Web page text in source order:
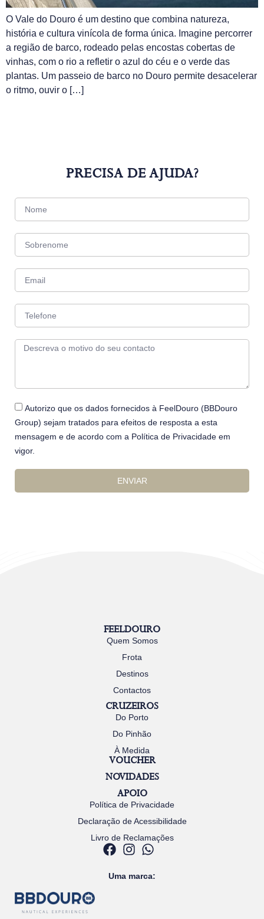
O Vale do Douro é um destino que combina natureza,
história e cultura vinícola de forma única. Imagine percorrer
a região de barco, rodeado pelas encostas cobertas de
vinhas, com o rio a refletir o azul do céu e o verde das
plantas. Um passeio de barco no Douro permite desacelerar
o ritmo, ouvir o […]
PRECISA DE AJUDA?
Autorizo que os dados fornecidos à FeelDouro (BBDouro
Group) sejam tratados para efeitos de resposta a esta
mensagem e de acordo com a Política de Privacidade em
vigor.
ENVIAR
FEELDOURO
Quem Somos
Frota
Destinos
Contactos
CRUZEIROS
Do Porto
Do Pinhão
À Medida
VOUCHER
NOVIDADES
APOIO
Política de Privacidade
Declaração de Acessibilidade
Livro de Reclamações
Uma marca: